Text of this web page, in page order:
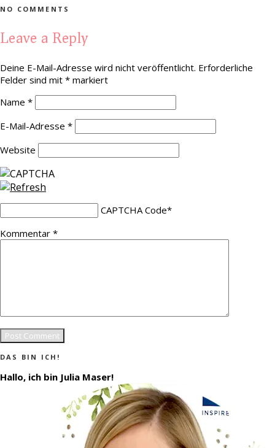
NO COMMENTS
Leave a Reply
Deine E-Mail-Adresse wird nicht veröffentlicht. Erforderliche
Felder sind mit * markiert
Name *
E-Mail-Adresse *
Website
CAPTCHA Code*
Kommentar *
DAS BIN ICH!
Hallo, ich bin Julia Maser!